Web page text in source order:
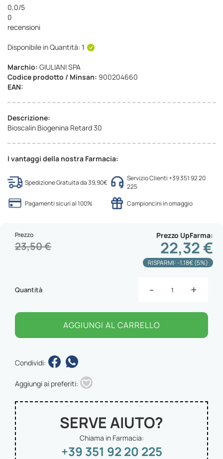
0,0/5
0
recensioni
Disponibile in Quantità: 1
Marchio: GIULIANI SPA
Codice prodotto / Minsan: 900204660
EAN:
Descrizione:
Bioscalin Biogenina Retard 30
I vantaggi della nostra Farmacia:
Spedizione Gratuita da 39,90€
Servizio Clienti +39 351 92 20
225
Pagamenti sicuri al 100%
Campioncini in omaggio
Prezzo UpFarma
22,32 €
Prezzo
23,50 €
RISPARMI: -1.18€ (5%)
Quantità - +
AGGIUNGI AL CARRELLO
Condividi:
Aggiungi ai preferiti:
SERVE AIUTO?
Chiama in Farmacia:
+39 351 92 20 225